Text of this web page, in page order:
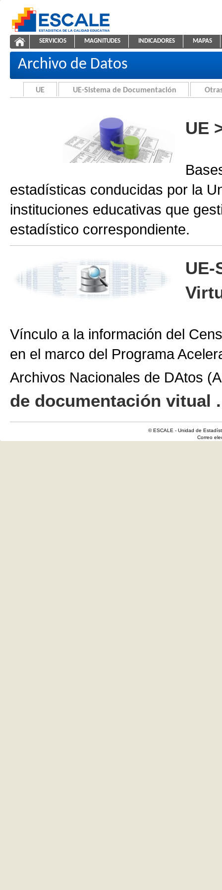
ESCALE - Unidad de Estadística Educativa
Archivo de Datos
NAVEGACIÓN
SERVICIOS MAGNITUDES INDICADORES MAPAS
Archivo de Datos
UE UE-Sistema de Documentación
UE
estadísticas conducidas por la
instituciones educativas que
estadístico correspondiente.
UE-
Vínculo a la información del
en el marco del Programa
Archivos Nacionales de DAtos
de documentación vitual
© ESCALE - Unidad de
Correo